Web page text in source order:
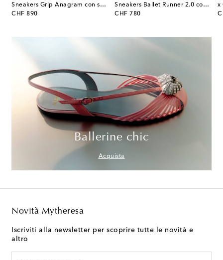
Sneakers Grip Anagram con suede
CHF 890
original price
Sneakers Ballet Runner 2.0 con suede
CHF 780
original price
x
Ballerine chic
Acquista
Novità Mytheresa
Iscriviti alla newsletter per scoprire tutte le novità e
altro